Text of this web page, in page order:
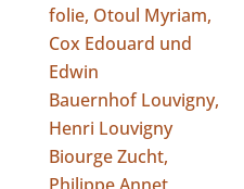
folie, Otoul Myriam,
Cox Edouard und
Edwin
Bauernhof Louvigny,
Henri Louvigny
Biourge Zucht,
Philippe Annet